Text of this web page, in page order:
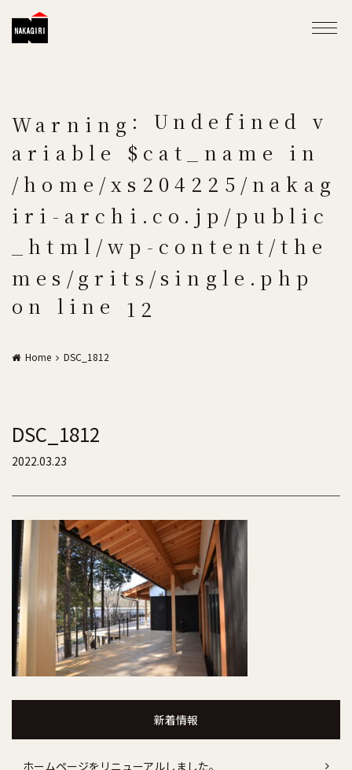
Warning : Undefined v
ariable $cat_name in
/home/xs204225/nakag
iri-archi.co.jp/public
_html/wp-content/the
mes/grits/single.php
on line 12
Home DSC_1812
DSC_1812
2022.03.23
新着情報
ホームページをリニューアルしました。